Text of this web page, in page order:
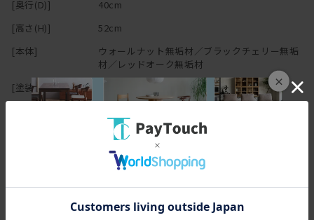
×
することで、木本来がもつ自然に近い 風合いや質感を生かした仕上
木の表面に塗膜を作らないため、直射日光による日焼けをしやす
く、 傷・水分によるシミがつきやすいことがデメリットと言えま
す。しかし傷やシミ等は、使い込んでいく中での風合い・味わいと
も言えます。
普段のお手入れは乾拭きで十分ですが、定期的にオイルを上塗りす
時に傷やシミは目立ちにくくもなります。
オイル塗装は、別売りのメンテナンスキッド（ドイツ・リボス社
製）を使用して、ご自身で行うことが可能です。
1年に1回程度を目安としてオイルメンテナンスを行うことで、時間
の経過とともに深い味わいを楽しむことができます。
[奥行(D)]
40cm
[高さ(H)]
52cm
[本体]
ウォールナット無垢材／ブラックチェリー無垢
材／レッドオーク無垢材
[塗装]
保証